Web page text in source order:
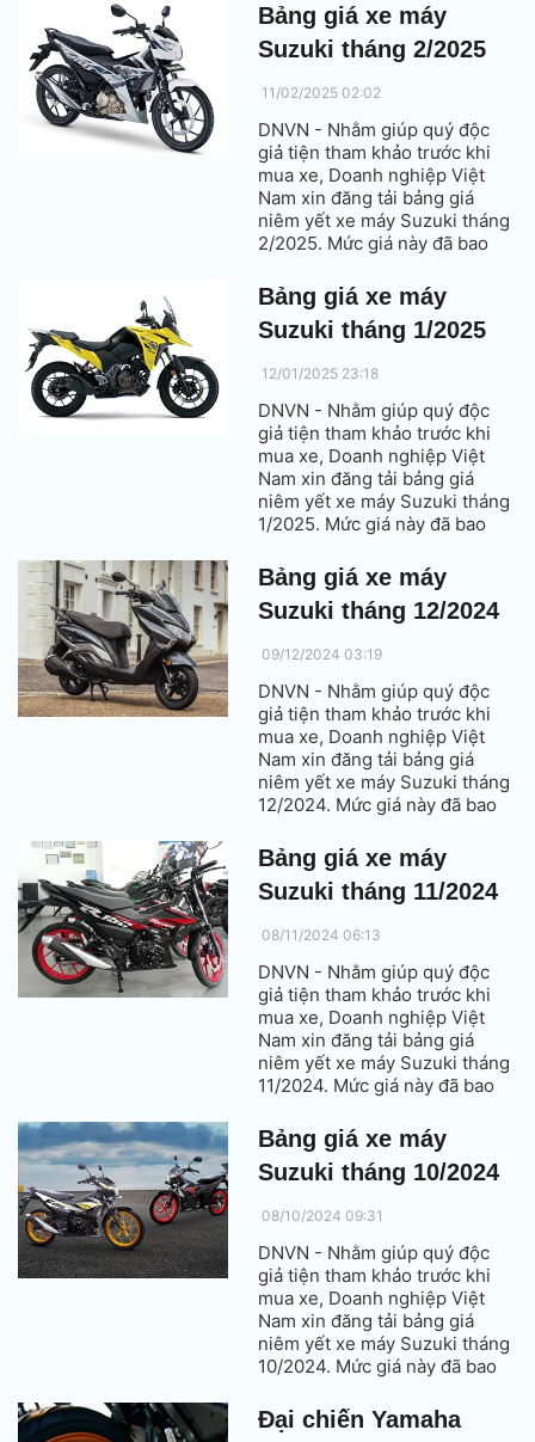
Bảng giá xe máy
Suzuki tháng 2/2025
11/02/2025 02:02
DNVN - Nhằm giúp quý độc
giả tiện tham khảo trước khi
mua xe, Doanh nghiệp Việt
Nam xin đăng tải bảng giá
niêm yết xe máy Suzuki tháng
2/2025. Mức giá này đã bao
Bảng giá xe máy
Suzuki tháng 1/2025
12/01/2025 23:18
DNVN - Nhằm giúp quý độc
giả tiện tham khảo trước khi
mua xe, Doanh nghiệp Việt
Nam xin đăng tải bảng giá
niêm yết xe máy Suzuki tháng
1/2025. Mức giá này đã bao
Bảng giá xe máy
Suzuki tháng 12/2024
09/12/2024 03:19
DNVN - Nhằm giúp quý độc
giả tiện tham khảo trước khi
mua xe, Doanh nghiệp Việt
Nam xin đăng tải bảng giá
niêm yết xe máy Suzuki tháng
12/2024. Mức giá này đã bao
Bảng giá xe máy
Suzuki tháng 11/2024
08/11/2024 06:13
DNVN - Nhằm giúp quý độc
giả tiện tham khảo trước khi
mua xe, Doanh nghiệp Việt
Nam xin đăng tải bảng giá
niêm yết xe máy Suzuki tháng
11/2024. Mức giá này đã bao
Bảng giá xe máy
Suzuki tháng 10/2024
08/10/2024 09:31
DNVN - Nhằm giúp quý độc
giả tiện tham khảo trước khi
mua xe, Doanh nghiệp Việt
Nam xin đăng tải bảng giá
niêm yết xe máy Suzuki tháng
10/2024. Mức giá này đã bao
Đại chiến Yamaha